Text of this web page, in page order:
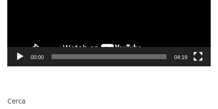
00:00 04:19
Cerca